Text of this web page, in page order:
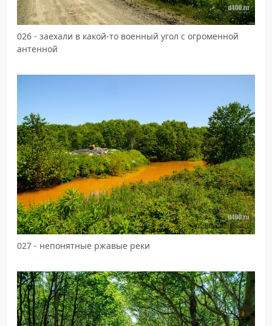
026 - заехали в какой-то военный угол с огроменной
антенной
027 - непонятные ржавые реки